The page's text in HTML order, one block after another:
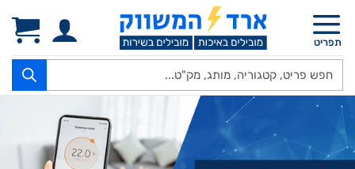
content
תפריט
Products
search